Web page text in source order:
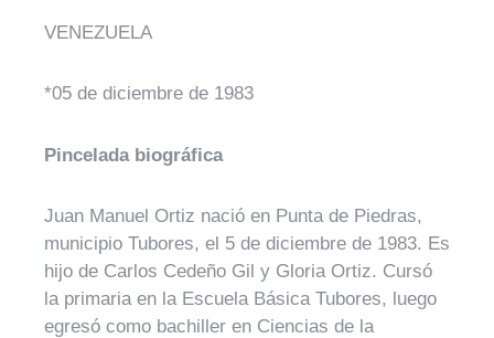
VENEZUELA
*05 de diciembre de 1983
Pincelada biográfica
Juan Manuel Ortiz nació en Punta de Piedras,
municipio Tubores, el 5 de diciembre de 1983. Es
hijo de Carlos Cedeño Gil y Gloria Ortiz. Cursó
la primaria en la Escuela Básica Tubores, luego
egresó como bachiller en Ciencias de la